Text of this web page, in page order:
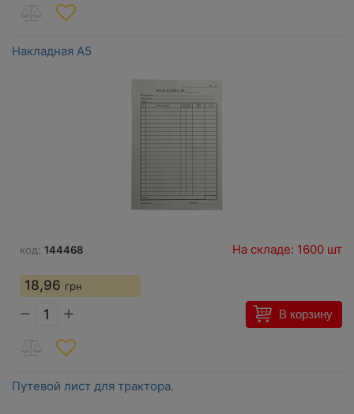
Накладная А5
код: 144468 На складе: 1600 шт
18,96 грн
− + В корзину
Путевой лист для трактора.